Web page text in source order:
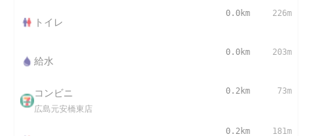
トイレ
0.0km 226m
給水
0.0km 203m
コンビニ
広島元安橋東店
0.2km 73m
0.2km 181m